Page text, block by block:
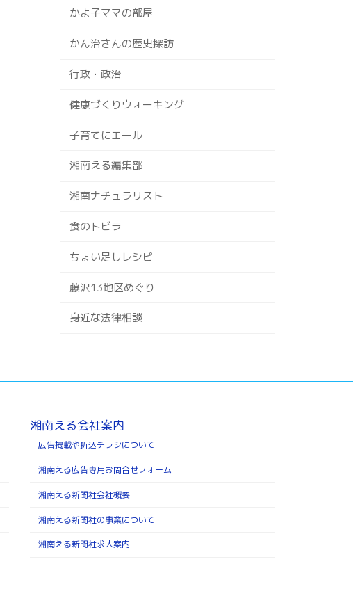
かよ子ママの部屋
かん治さんの歴史探訪
行政・政治
健康づくりウォーキング
子育てにエール
湘南える編集部
湘南ナチュラリスト
食のトビラ
ちょい足しレシピ
藤沢13地区めぐり
身近な法律相談
湘南える会社案内
広告掲載や折込チラシについて
湘南える広告専用お問合せフォーム
湘南える新聞社会社概要
湘南える新聞社の事業について
湘南える新聞社求人案内